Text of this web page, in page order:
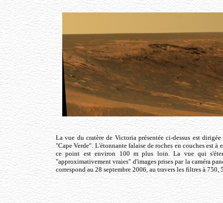
La vue du cratère de Victoria présentée ci-dessus est
"Cape Verde". L'étonnante falaise de roches en couches est
ce point est environ 100 m plus loin. La vue qui
"approximativement vraies" d'images prises par la caméra
correspond au 28 septembre 2006, au travers les filtres à 750,